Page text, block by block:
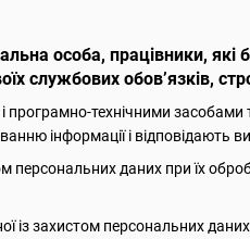
особа, працівники,
службових обов’язків,
технічними засобами
інформації і відповідають
персональних даних при їх
із захистом персональних